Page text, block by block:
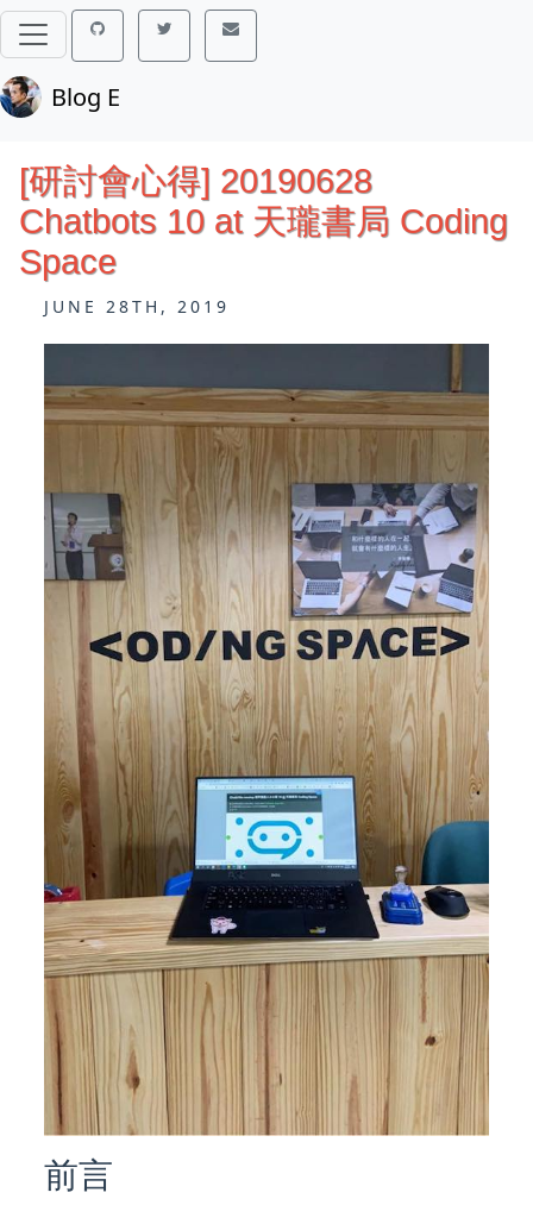
Blog E
[研討會心得] 20190628
Chatbots 10 at 天瓏書局 Coding
Space
JUNE 28TH, 2019
前言